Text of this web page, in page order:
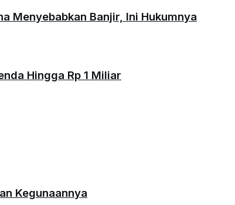
Menyebabkan Banjir, Ini Hukumnya
Hingga Rp 1 Miliar
Kegunaannya